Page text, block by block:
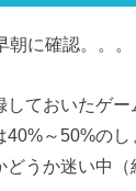
に確認。。。
しておいたゲ
～50%のし
うか迷い中（